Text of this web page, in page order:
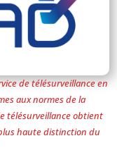
de télésurveillance en
aux normes de la
télésurveillance obtient
haute distinction du